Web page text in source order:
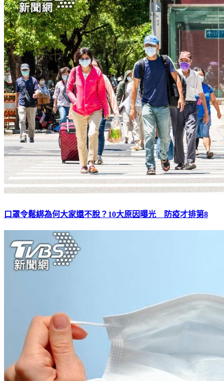
口罩令鬆綁為何大家還不脫？10大原因曝光 防疫才排第8